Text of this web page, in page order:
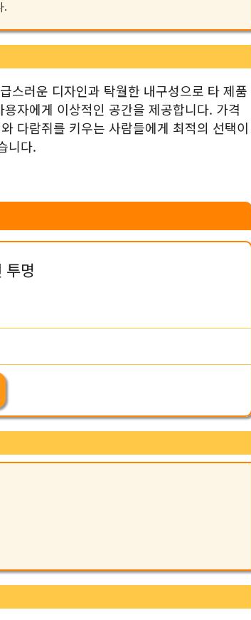
.
스러운 디자인과 탁월한 내구성으로 타 제품
자에게 이상적인 공간을 제공합니다. 가격
다람쥐를 키우는 사람들에게 최적의 선택이
니다.
명